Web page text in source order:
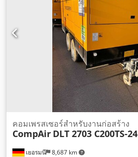
เยอรมนี 8,687 km
คอมเพรสเซอร์สำหรับงานก่อสร้าง
CompAir DLT 2703 C200TS-24